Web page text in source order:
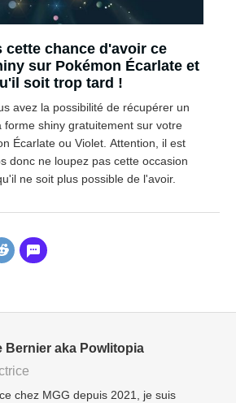
cette chance d'avoir ce
sur Pokémon Écarlate et
soit trop tard !
avez la possibilité de récupérer un
forme shiny gratuitement sur votre
Écarlate ou Violet. Attention, il est
donc ne loupez pas cette occasion
ne soit plus possible de l'avoir.
Bernier aka Powlitopia
chez MGG depuis 2021, je suis